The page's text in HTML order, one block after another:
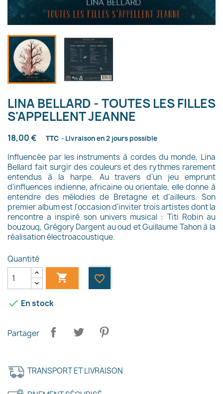
LINA BELLARD - TOUTES LES FILLES
S'APPELLENT JEANNE
18,00 € TTC Livraison en 2 jours possible
Influencée par les instruments à cordes du monde, Lina
Bellard fait surgir des couleurs et des rythmes rarement
entendus à la harpe. Au travers d'un jeu emprunt
d'influences indienne, africaine ou orientale, elle donne à
entendre des mélodies de Bretagne et d'ailleurs. Son
premier album est l'occasion d'inviter trois artistes dont la
rencontre a inspiré son univers musical : Titi Robin au
bouzouq, Grégory Dargent au oud et Guillaume Tahon à la
réalisation électroacoustique.
Quantité
 favorite_border
 En stock
Partager
TRANSPORT ET LIVRAISON